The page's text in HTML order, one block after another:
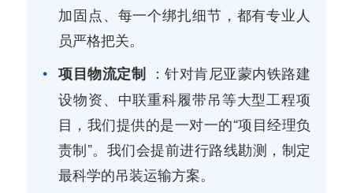
加固点、每一个绑扎细节，都有专业人
员严格把关。
项目物流定制 ：针对肯尼亚蒙内铁路建
设物资、中联重科履带吊等大型工程项
目，我们提供的是一对一的“项目经理负
责制”。我们会提前进行路线勘测，制定
最科学的吊装运输方案。